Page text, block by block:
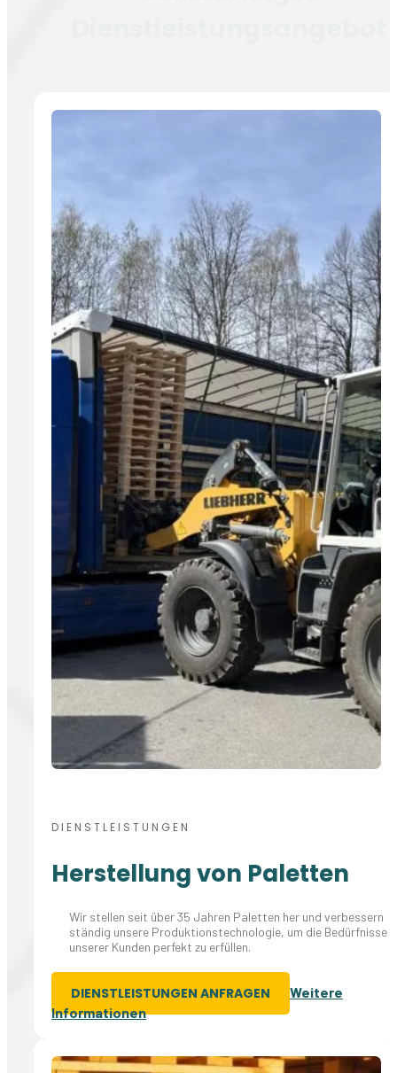
DIENSTLEISTUNGEN
Herstellung von Paletten
Wir stellen seit über 35 Jahren Paletten her und verbessern
ständig unsere Produktionstechnologie, um die Bedürfnisse
unserer Kunden perfekt zu erfüllen.
DIENSTLEISTUNGEN ANFRAGEN
Weitere
Informationen